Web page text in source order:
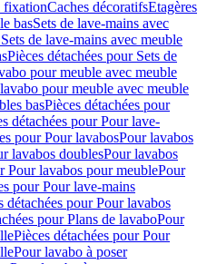
fixationCaches décoratifsEtagères
basSets de lave-mains avec
de lave-mains avec meuble
Pièces détachées pour Sets de
pour meuble avec meuble
pour meuble avec meuble
basPièces détachées pour
détachées pour Pour lave-
pour Pour lavabosPour lavabos
lavabos doublesPour lavabos
Pour lavabos pour meublePour
pour Pour lave-mains
détachées pour Pour lavabos
pour Plans de lavaboPour
Pièces détachées pour Pour
Pour lavabo à poser